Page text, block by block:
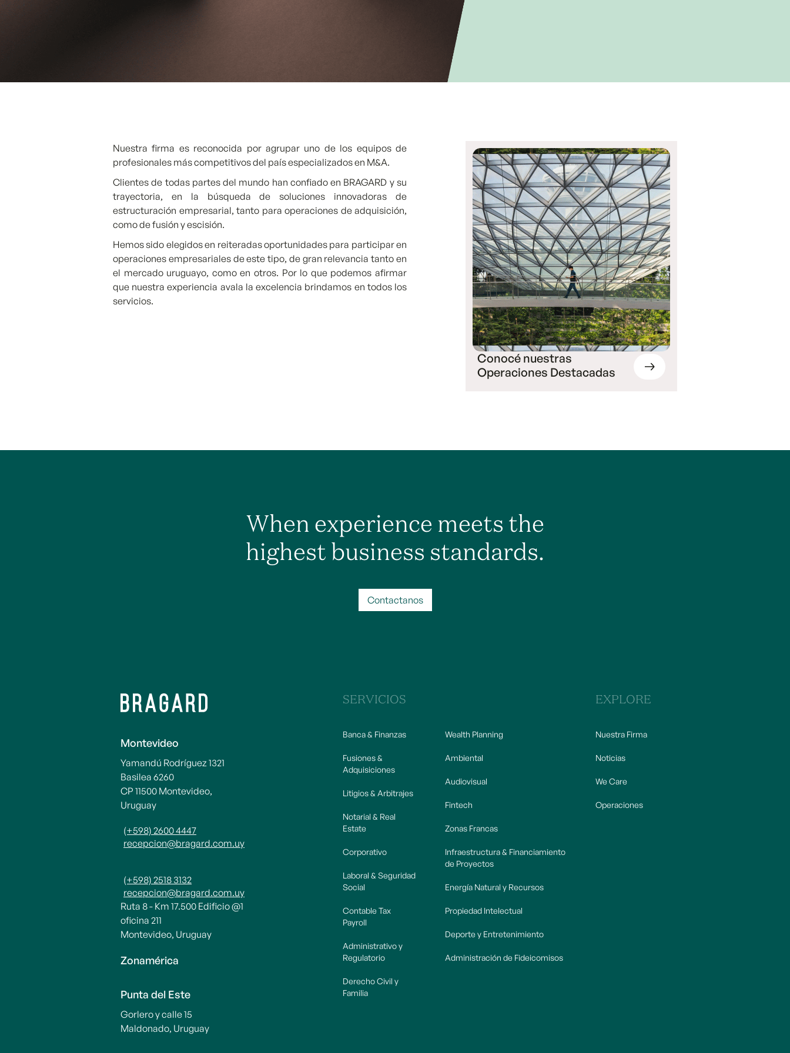
Nuestra firma es reconocida por agrupar uno de los equipos de
profesionales más competitivos del país especializados en M&A.
Clientes de todas partes del mundo han confiado en BRAGARD y su
trayectoria, en la búsqueda de soluciones innovadoras de
estructuración empresarial, tanto para operaciones de adquisición,
como de fusión y escisión.
Hemos sido elegidos en reiteradas oportunidades para participar en
operaciones empresariales de este tipo, de gran relevancia tanto en
el mercado uruguayo, como en otros. Por lo que podemos afirmar
que nuestra experiencia avala la excelencia brindamos en todos los
servicios.
Conocé nuestras
Operaciones Destacadas
When experience meets the
highest business standards.
Contactanos
Montevideo
Yamandú Rodríguez 1321
Basilea 6260
CP 11500 Montevideo,
Uruguay
(+598) 2600 4447
recepcion@bragard.com.uy
(+598) 2518 3132
recepcion@bragard.com.uy
Ruta 8 - Km 17.500 Edificio @1
oficina 211
Montevideo, Uruguay
Zonamérica
Punta del Este
Gorlero y calle 15
Maldonado, Uruguay
SERVICIOS
Banca & Finanzas
Fusiones &
Adquisiciones
Litigios & Arbitrajes
Notarial & Real
Estate
Corporativo
Laboral & Seguridad
Social
Contable Tax
Payroll
Administrativo y
Regulatorio
Derecho Civil y
Familia
Wealth Planning
Ambiental
Audiovisual
Fintech
Zonas Francas
Infraestructura & Financiamiento
de Proyectos
Energía Natural y Recursos
Propiedad Intelectual
Deporte y Entretenimiento
Administración de Fideicomisos
EXPLORE
Nuestra Firma
Noticias
We Care
Operaciones